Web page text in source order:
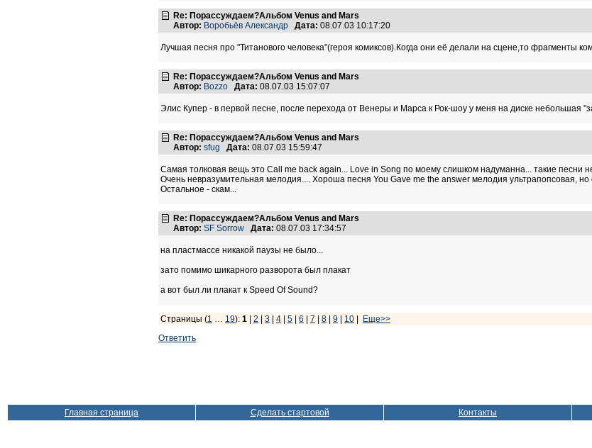
Re: Порассуждаем?Альбом Venus and Mars
Автор: Воробьёв Александр Дата: 08.07.03 10:17:20
Лучшая песня про "Титанового человека"(героя комиксов).Когда они её делали на сцене,то фрагменты
Re: Порассуждаем?Альбом Venus and Mars
Автор: Bozzo Дата: 08.07.03 15:07:07
Элис Купер - в первой песне, после перехода от Венеры и Марса к Рок-шоу у меня на диске небольшая
Re: Порассуждаем?Альбом Venus and Mars
Автор: sfug Дата: 08.07.03 15:59:47
Самая толковая вещь это Call me back again... Love in Song по моему слишком надуманна... такие песни
Очень невразумительная мелодия.... Хороша песня You Gave me the answer мелодия ультрапопсовая,
Остальное - скам...
Re: Порассуждаем?Альбом Venus and Mars
Автор: SF Sorrow Дата: 08.07.03 17:34:57
на пластмассе никакой паузы не было...
зато помимо шикарного разворота был плакат
а вот был ли плакат к Speed Of Sound?
Страницы (1 … 19): 1 2 3 4 5 6 7 8 9 10
Еще>>
Ответить
Главная страница Сделать стартовой Контакты